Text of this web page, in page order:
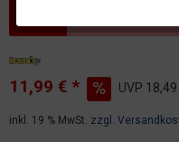
11,99 € * UVP
inkl. 19 % MwSt. zzgl.